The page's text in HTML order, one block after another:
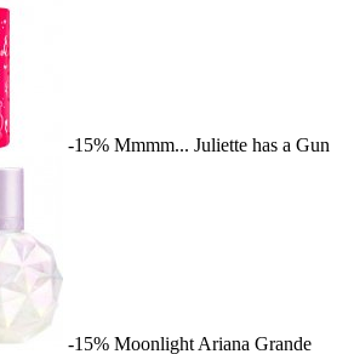
-15% Mmmm... Juliette has a Gun
-15% Moonlight Ariana Grande